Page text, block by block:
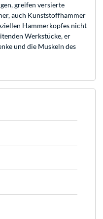
greifen versierte
auch Kunststoffhammer
Hammerkopfes nicht
Werkstücke, er
und die Muskeln des